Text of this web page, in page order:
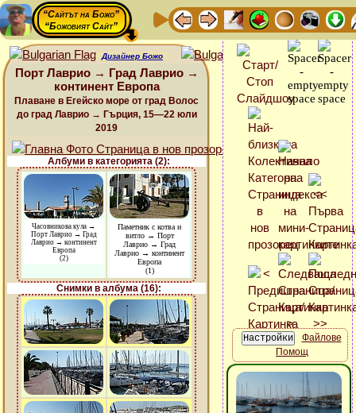
“Сайтът на Божо”
“Божовият Сайт”
Дизайнер Божо
Порт Лаврио → Град Лаврио →
континент Европа
Плаване в Егейско море от град Волос
до град Лаврио → Гърция, 15—22 юли
2019
Албуми в категорията (2):
Часовникова кула →
Порт Лаврио → Град
Лаврио → континент
Европа
(2)
Паметник с котва и
витло → Порт
Лаврио → Град
Лаврио → континент
Европа
(1)
Снимки в албума (16):
Файлове
Помощ